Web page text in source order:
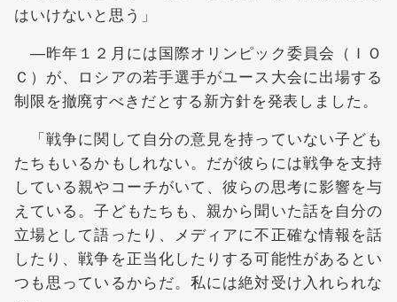
はいけないと思う」
―昨年１２月には国際オリンピック委員会（ＩＯ
Ｃ）が、ロシアの若手選手がユース大会に出場する
制限を撤廃すべきだとする新方針を発表しました。
「戦争に関して自分の意見を持っていない子ども
たちもいるかもしれない。だが彼らには戦争を支持
している親やコーチがいて、彼らの思考に影響を与
えている。子どもたちも、親から聞いた話を自分の
立場として語ったり、メディアに不正確な情報を話
したり、戦争を正当化したりする可能性があるとい
つも思っているからだ。私には絶対受け入れられな